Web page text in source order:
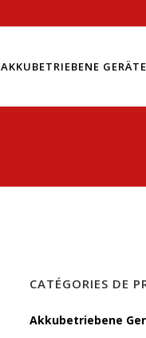
AKKUBETRIEBENE GERÄTE
CATÉGORIES DE
Akkubetriebene